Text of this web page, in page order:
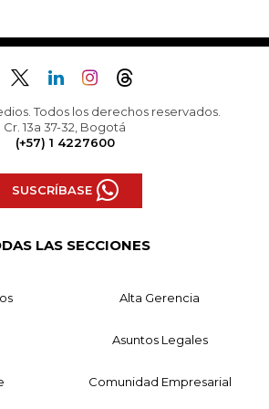
Todos los derechos reservados.
Cr. 13a 37-32, Bogotá
(+57) 1 4227600
SUSCRÍBASE
LAS SECCIONES
Alta Gerencia
Asuntos Legales
Comunidad Empresarial